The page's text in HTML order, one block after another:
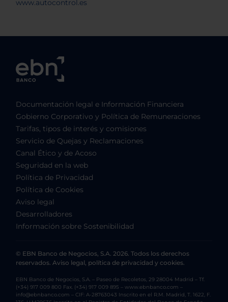
Documentación legal e Información Financiera
Gobierno Corporativo y Política de Remuneraciones
Tarifas, tipos de interés y comisiones
Servicio de Quejas y Reclamaciones
Canal Ético y de Acoso
Seguridad en la web
Política de Privacidad
Política de Cookies
Aviso legal
Desarrolladores
Información sobre Sostenibilidad
© EBN Banco de Negocios, S.A. 2026. Todos los derechos
reservados. Aviso legal, política de privacidad y cookies.
EBN Banco de Negocios, S.A. – Paseo de Recoletos, 29 28004 Madrid – Tf.
(+34) 917 009 800 Fax. (+34) 917 009 895 – www.ebnbanco.com –
info@ebnbanco.com – CIF: A-28763043 Inscrito en el R.M. Madrid, T. 1622, F.